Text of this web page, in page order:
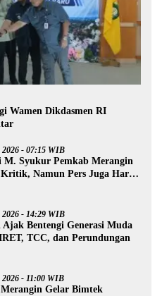
Wamen Dikdasmen RI
- 07:15 WIB
M. Syukur Pemkab Merangin
Namun Pers Juga Harus
2026 - 14:29 WIB
Ajak Bentengi Generasi Muda
TCC, dan Perundungan
- 11:00 WIB
Gelar Bimtek